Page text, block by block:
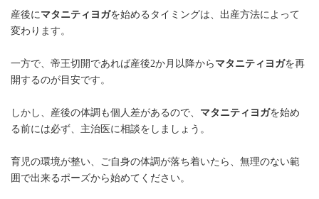
産後に マタニティヨガを始めるタイミングは、出産方法によって
変わります。
一方で、帝王切開であれば産後2か月以降から マタニティヨガを再
開するのが目安です。
しかし、産後の体調も個人差があるので、 マタニティヨガを始め
る前には必ず、主治医に相談をしましょう。
育児の環境が整い、ご自身の体調が落ち着いたら、無理のない範
囲で出来るポーズから始めてください。